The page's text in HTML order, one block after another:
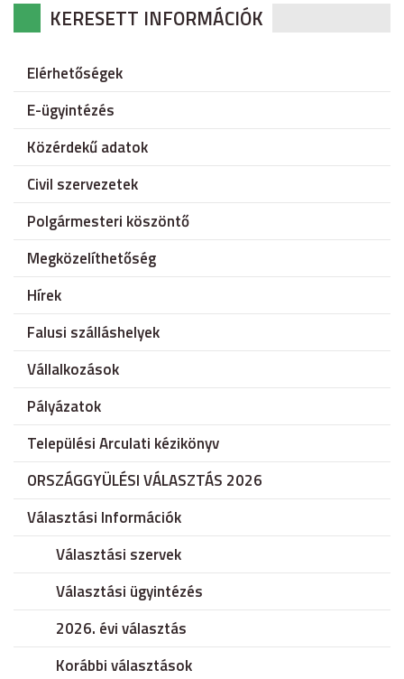
KERESETT INFORMÁCIÓK
Elérhetőségek
E-ügyintézés
Közérdekű adatok
Civil szervezetek
Polgármesteri köszöntő
Megközelíthetőség
Hírek
Falusi szálláshelyek
Vállalkozások
Pályázatok
Települési Arculati kézikönyv
ORSZÁGGYÜLÉSI VÁLASZTÁS 2026
Választási Információk
Választási szervek
Választási ügyintézés
2026. évi választás
Korábbi választások